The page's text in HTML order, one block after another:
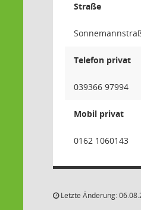
Straße
Telefon privat
039366 97994
Mobil privat
0162 1060143
Letzte Änderung: